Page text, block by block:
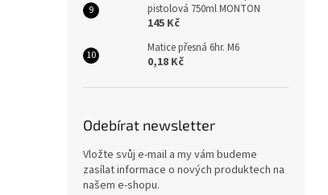
pistolová 750ml MONTON
145 Kč
Matice přesná 6hr. M6
0,18 Kč
Odebírat newsletter
Vložte svůj e-mail a my vám budeme
zasílat informace o nových produktech na
našem e-shopu.